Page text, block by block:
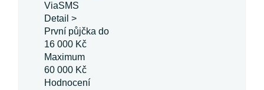
ViaSMS
Detail >
První půjčka do
16 000 Kč
Maximum
60 000 Kč
Hodnocení